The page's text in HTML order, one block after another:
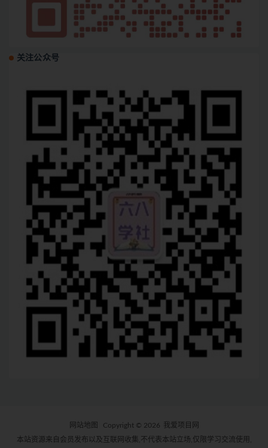
关注公众号
网站地图 Copyright © 2026 我爱项目网
本站资源来自会员发布以及互联网收集,不代表本站立场,仅限学习交流使用,